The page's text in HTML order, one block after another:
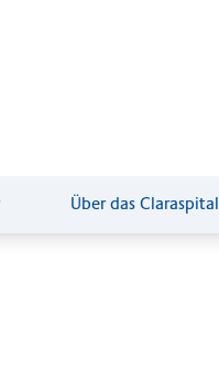
Über das Claraspital